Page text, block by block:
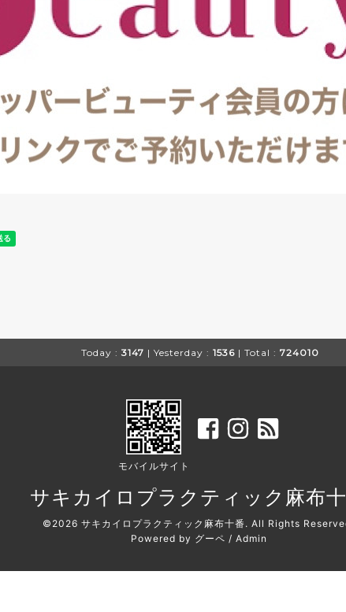
Today : 3147 | Yesterday : 1536 | Total : 724010
モバイルサイト
サキカイロプラクティック麻布
©2026 サキカイロプラクティック麻布十番 . All Rights
Powered by グーペ / Admin